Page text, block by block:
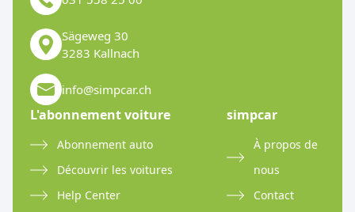
Sägeweg 30
3283 Kallnach
info@simpcar.ch
L'abonnement voiture
Abonnement auto
Découvrir les voitures
Help Center
simpcar
À propos de
nous
Contact